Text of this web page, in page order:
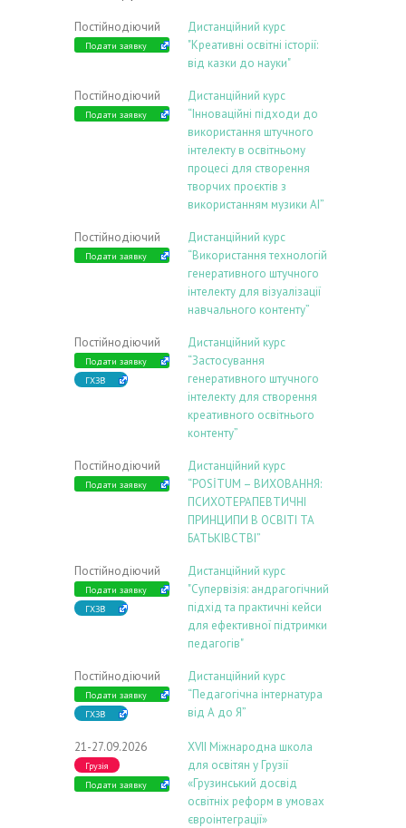
Постійнодіючий
Подати заявку
Дистанційний курс
"Креативні освітні історії:
від казки до науки"
Постійнодіючий
Подати заявку
Дистанційний курс
“Інноваційні підходи до
використання штучного
інтелекту в освітньому
процесі для створення
творчих проєктів з
використанням музики АІ”
Постійнодіючий
Подати заявку
Дистанційний курс
“Використання технологій
генеративного штучного
інтелекту для візуалізації
навчального контенту”
Постійнодіючий
Подати заявку
ГХЗВ
Дистанційний курс
“Застосування
генеративного штучного
інтелекту для створення
креативного освітнього
контенту”
Постійнодіючий
Подати заявку
Дистанційний курс
“POSİTUM – ВИХОВАННЯ:
ПСИХОТЕРАПЕВТИЧНІ
ПРИНЦИПИ В ОСВІТІ ТА
БАТЬКІВСТВІ”
Постійнодіючий
Подати заявку
ГХЗВ
Дистанційний курс
"Супервізія: андрагогічний
підхід та практичні кейси
для ефективної підтримки
педагогів"
Постійнодіючий
Подати заявку
ГХЗВ
Дистанційний курс
“Педагогічна інтернатура
від А до Я”
21-27.09.2026
Грузія
Подати заявку
ХVIІ Міжнародна школа
для освітян у Грузії
«Грузинський досвід
освітніх реформ в умовах
євроінтеграції»